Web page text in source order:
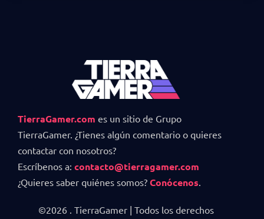
TierraGamer.com es un sitio de Grupo
TierraGamer. ¿Tienes algún comentario o quieres
contactar con nosotros?
Escríbenos a: contacto@tierragamer.com
¿Quieres saber quiénes somos? Conócenos.
©2026 . TierraGamer | Todos los derechos